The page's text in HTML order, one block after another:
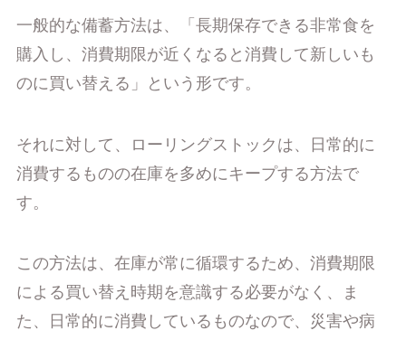
一般的な備蓄方法は、「長期保存できる非常食を
購入し、消費期限が近くなると消費して新しいも
のに買い替える」という形です。
それに対して、ローリングストックは、日常的に
消費するものの在庫を多めにキープする方法で
す。
この方法は、在庫が常に循環するため、消費期限
による買い替え時期を意識する必要がなく、ま
た、日常的に消費しているものなので、災害や病